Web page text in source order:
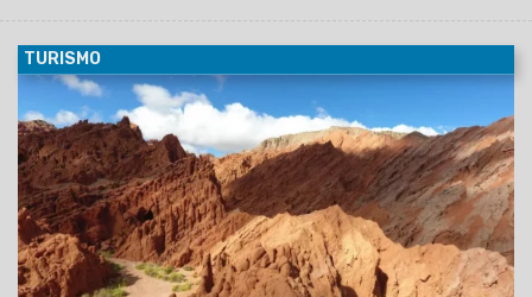
TURISMO
10/09/2025 Si buscás un destino auténtico en el norte
argentino, Seclantás es tu lugar. Enclavado en el corazón de
los Valles Calchaquíes, a 150 kilómetros de la ciudad de
Salta, este pequeño poblado del departamento Molinos
combina paisajes de postal, cultura viva y hospitalidad que
enamora a quien lo visita.